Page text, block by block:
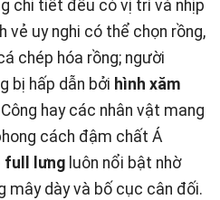
chi tiết đều có vị trí và nhịp
vẻ uy nghi có thể chọn rồng,
chép hóa rồng; người
bị hấp dẫn bởi hình xăm
Công hay các nhân vật mang
cách đậm chất Á
full lưng luôn nổi bật nhờ
mây dày và bố cục cân đối.